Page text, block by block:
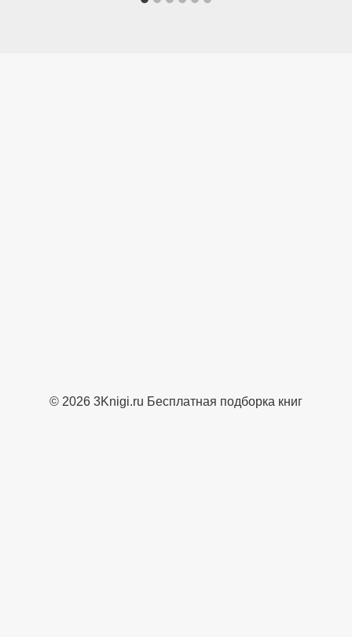
© 2026 3Knigi.ru Бесплатная подборка книг